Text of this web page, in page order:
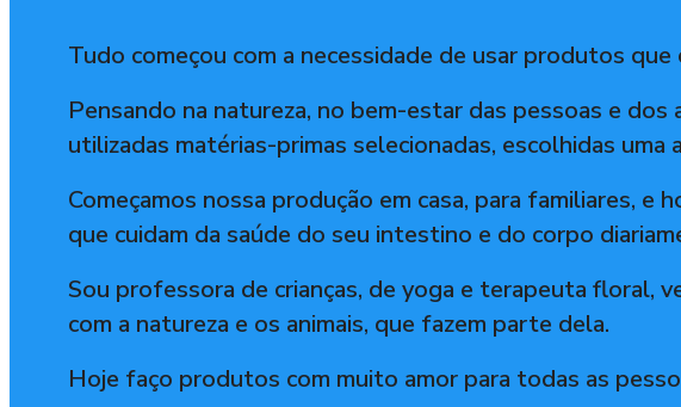
Tudo começou com a necessidade de usar produtos
Pensando na natureza, no bem-estar das pessoas e
utilizadas matérias-primas selecionadas, escolhidas uma
Começamos nossa produção em casa, para familiares, e
que cuidam da saúde do seu intestino e do corpo
Sou professora de crianças, de yoga e terapeuta floral,
com a natureza e os animais, que fazem parte dela.
Hoje faço produtos com muito amor para todas as